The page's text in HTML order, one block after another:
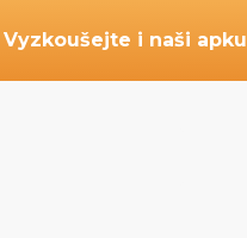
Vyzkoušejte i naši apku